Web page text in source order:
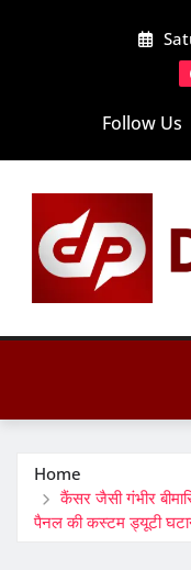
Follow Us
Home
कैंसर जैसी गंभीर
पैनल की कस्टम ड्यूटी